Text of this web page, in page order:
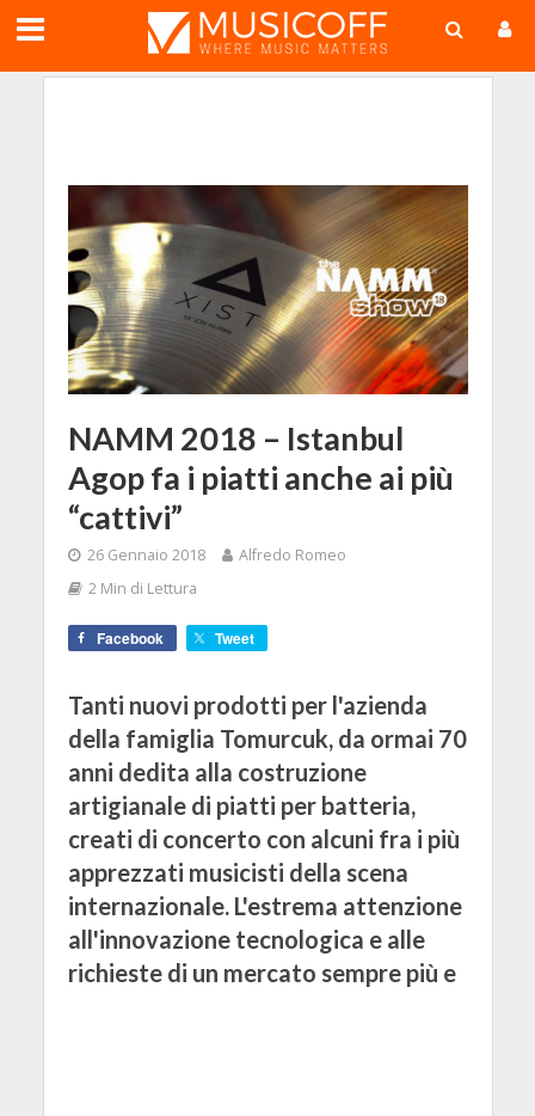
NAMM 2018 – Istanbul
Agop fa i piatti anche ai più
“cattivi”
26 Gennaio 2018
Alfredo Romeo
2 Min di Lettura
Facebook Tweet
Tanti nuovi prodotti per l'azienda
della famiglia Tomurcuk, da ormai 70
anni dedita alla costruzione
artigianale di piatti per batteria,
creati di concerto con alcuni fra i più
apprezzati musicisti della scena
internazionale. L'estrema attenzione
all'innovazione tecnologica e alle
richieste di un mercato sempre più e